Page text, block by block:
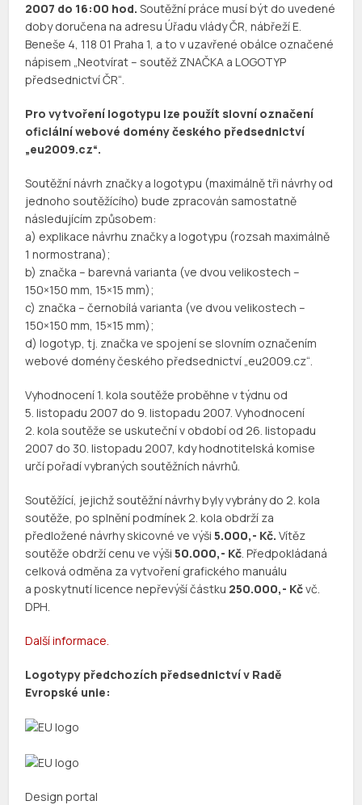
2007 do 16:00 hod.Soutěžní práce musí být do uvedené
doby doručena na adresu Úřadu vlády ČR, nábřeží E.
Beneše 4, 118 01 Praha 1, a to v uzavřené obálce označené
nápisem „Neotvírat – soutěž ZNAČKA a LOGOTYP
předsednictví ČR“.
Pro vytvoření logotypu lze použít slovní označení
oficiální webové domény českého předsednictví
„eu2009.cz“.
Soutěžní návrh značky a logotypu (maximálně tři návrhy od
jednoho soutěžícího) bude zpracován samostatně
následujícím způsobem:
a) explikace návrhu značky a logotypu (rozsah maximálně
1 normostrana);
b) značka – barevná varianta (ve dvou velikostech –
150×150 mm, 15×15 mm);
c) značka – černobílá varianta (ve dvou velikostech –
150×150 mm, 15×15 mm);
d) logotyp, tj. značka ve spojení se slovním označením
webové domény českého předsednictví „eu2009.cz“.
Vyhodnocení 1. kola soutěže proběhne v týdnu od
5. listopadu 2007 do 9. listopadu 2007. Vyhodnocení
2. kola soutěže se uskuteční v období od 26. listopadu
2007 do 30. listopadu 2007, kdy hodnotitelská komise
určí pořadí vybraných soutěžních návrhů.
Soutěžící, jejichž soutěžní návrhy byly vybrány do 2. kola
soutěže, po splnění podmínek 2. kola obdrží za
předložené návrhy skicovné ve výši5.000,- Kč. Vítěz
soutěže obdrží cenu ve výši50.000,- Kč. Předpokládaná
celková odměna za vytvoření grafického manuálu
a poskytnutí licence nepřevýší částku 250.000,- Kčvč.
DPH.
Další informace.
Logotypy předchozích předsednictví v Radě
Evropské unie:
Design portal